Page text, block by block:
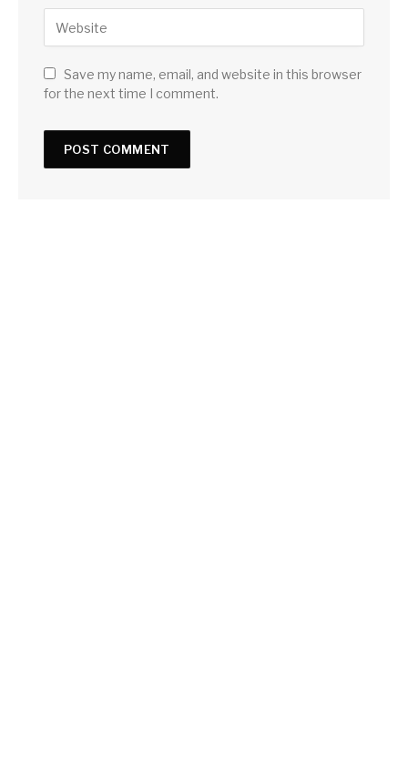
Save my name, email, and website in this browser
for the next time I comment.